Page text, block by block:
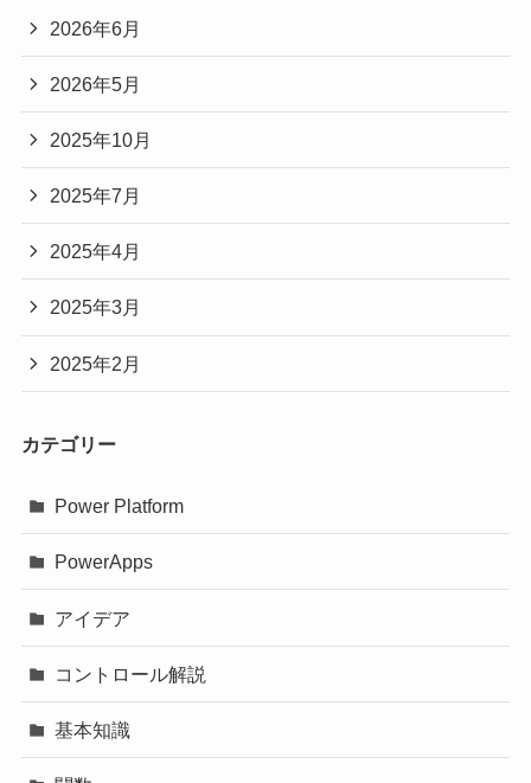
2026年6月
2026年5月
2025年10月
2025年7月
2025年4月
2025年3月
2025年2月
カテゴリー
Power Platform
PowerApps
アイデア
コントロール解説
基本知識